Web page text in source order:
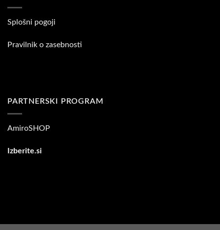
Splošni pogoji
Pravilnik o zasebnosti
PARTNERSKI PROGRAM
AmiroSHOP
Izberite.si